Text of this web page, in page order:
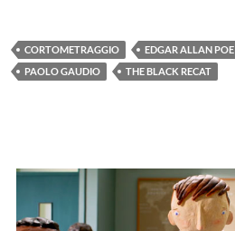
CORTOMETRAGGIO EDGAR ALLAN POE
PAOLO GAUDIO
THE BLACK RECAT